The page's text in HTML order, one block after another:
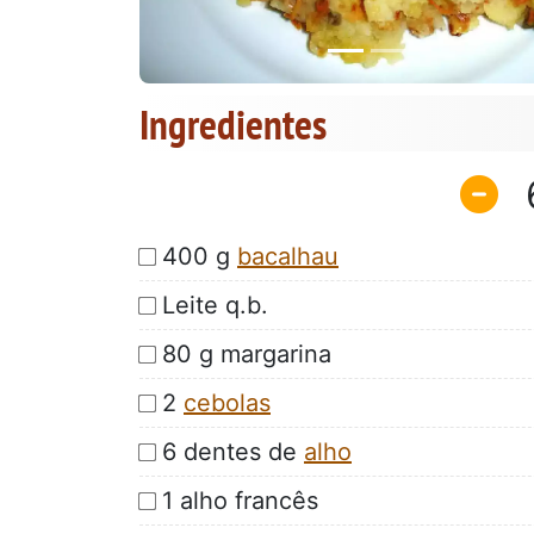
Ingredientes
400 g bacalhau
Leite q.b.
80 g margarina
2 cebolas
6 dentes de alho
1 alho francês